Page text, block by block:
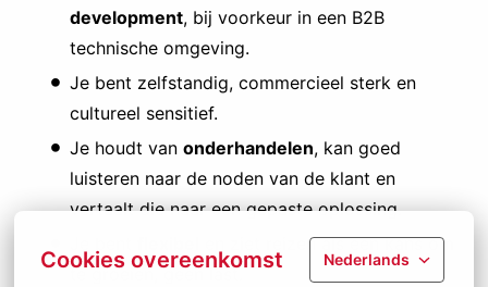
Cookies overeenkomst Nederlands
development, bij voorkeur in een B2B
technische omgeving.
Je bent zelfstandig, commercieel sterk en
cultureel sensitief.
Je houdt van onderhandelen, kan goed
luisteren naar de noden van de klant en
vertaalt die naar een gepaste oplossing.
en ziet reizen als een kans om
te groeien, geen last.